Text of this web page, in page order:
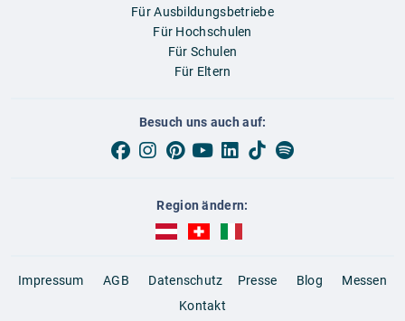
Für Ausbildungsbetriebe
Für Hochschulen
Für Schulen
Für Eltern
Besuch uns auch auf:
Region ändern:
AUBI-plus Österreich (deutsch)
AUBI-plus Schweiz (deutsch)
AUBI-plus Italien (deutsch)
Impressum AGB Datenschutz Presse Blog
Messen
Kontakt